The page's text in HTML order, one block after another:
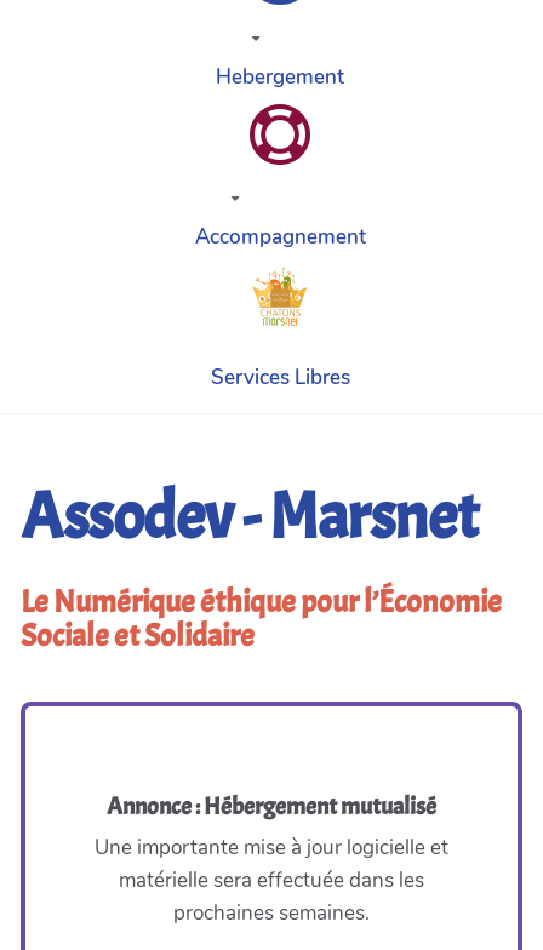
Hebergement
Accompagnement
Services Libres
Assodev - Marsnet
Le Numérique éthique pour l’Économie
Sociale et Solidaire
Annonce : Hébergement mutualisé
Une importante mise à jour logicielle et
matérielle sera effectuée dans les
prochaines semaines.